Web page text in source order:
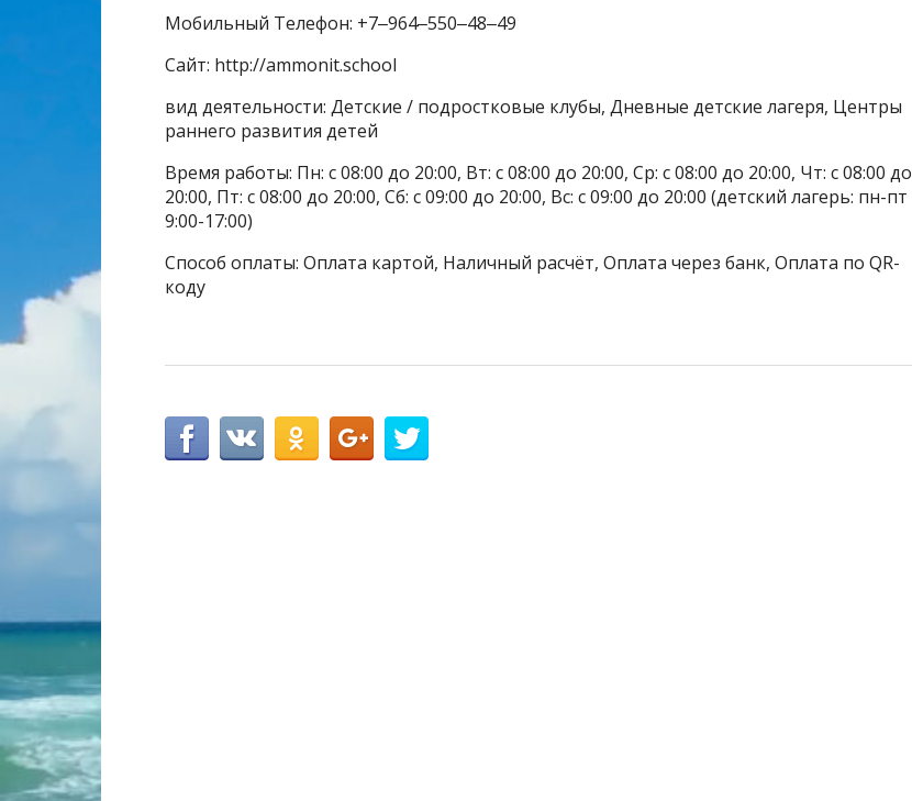
Мобильный Телефон: +7‒964‒550‒48‒49
Сайт: http://ammonit.school
вид деятельности: Детские / подростковые клубы, Дневные детские лагеря, Центры
раннего развития детей
Время работы: Пн: с 08:00 до 20:00, Вт: с 08:00 до 20:00, Ср: с 08:00 до 20:00, Чт: с 08:00 до
20:00, Пт: с 08:00 до 20:00, Сб: с 09:00 до 20:00, Вс: с 09:00 до 20:00 (детский лагерь: пн-пт
9:00-17:00)
Способ оплаты: Оплата картой, Наличный расчёт, Оплата через банк, Оплата по QR-
коду